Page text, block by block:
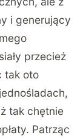
i generujący
przecież
tak oto
tak chętnie
Patrząc